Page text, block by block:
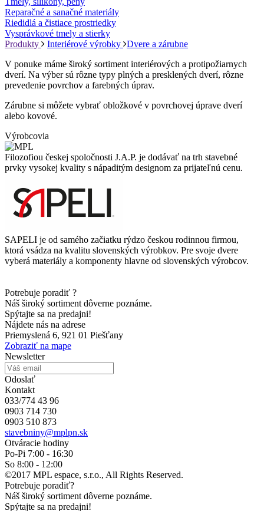
Reparačné a sanačné materiály
Riedidlá a čistiace prostriedky
Vysprávkové tmely a stierky
Produkty
Interiérové výrobky Dvere a zárubne
V ponuke máme široký sortiment interiérových a protipožiarnych
dverí. Na výber sú rôzne typy plných a presklených dverí, rôzne
prevedenie povrchov a farebných úprav.
Zárubne si môžete vybrať obložkové v povrchovej úprave dverí
alebo kovové.
Výrobcovia
Filozofiou českej spoločnosti J.A.P. je dodávať na trh stavebné
prvky vysokej kvality s nápaditým designom za prijateľnú cenu.
SAPELI je od samého začiatku rýdzo českou rodinnou firmou,
ktorá vsádza na kvalitu slovenských výrobkov. Pre svoje dvere
vyberá materiály a komponenty hlavne od slovenských výrobcov.
Potrebuje poradiť ?
Náš široký sortiment dôverne poznáme.
Spýtajte sa na predajni!
Nájdete nás na adrese
Priemyslená 6, 921 01 Piešťany
Zobraziť na mape
Newsletter
Odoslať
Kontakt
033/774 43 96
0903 714 730
0903 510 873
stavebniny@mplpn.sk
Otváracie hodiny
Po-Pi 7:00 - 16:30
So 8:00 - 12:00
©2017 MPL espace, s.r.o., All Rights Reserved.
Potrebuje poradiť?
Náš široký sortiment dôverne poznáme.
Spýtajte sa na predajni!